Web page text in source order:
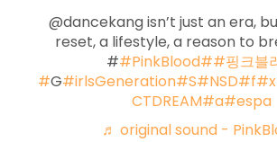
@dancekang isn’t just an era,
reset, a lifestyle, a reason to
##PinkBlood##핑크블
#G#irlsGeneration#S#NSD#f
CTDREAM#a#espa
♬ original sound -